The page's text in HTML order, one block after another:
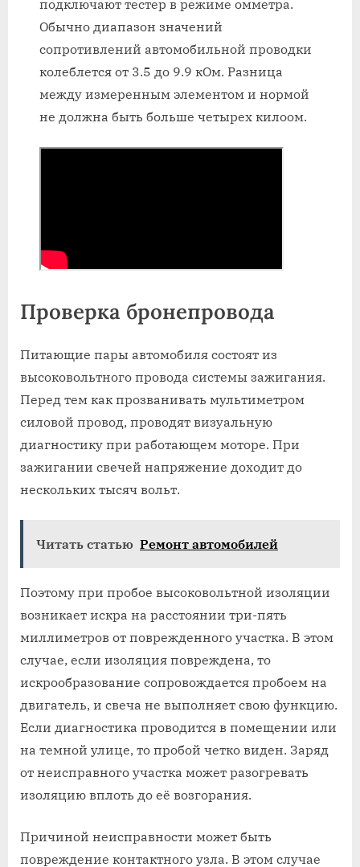
подключают тестер в режиме омметра.
Обычно диапазон значений
сопротивлений автомобильной проводки
колеблется от 3.5 до 9.9 кОм. Разница
между измеренным элементом и нормой
не должна быть больше четырех килоом.
Проверка бронепровода
Питающие пары автомобиля состоят из
высоковольтного провода системы зажигания.
Перед тем как прозванивать мультиметром
силовой провод, проводят визуальную
диагностику при работающем моторе. При
зажигании свечей напряжение доходит до
нескольких тысяч вольт.
Читать статью Ремонт автомобилей
Поэтому при пробое высоковольтной изоляции
возникает искра на расстоянии три-пять
миллиметров от поврежденного участка. В этом
случае, если изоляция повреждена, то
искрообразование сопровождается пробоем на
двигатель, и свеча не выполняет свою функцию.
Если диагностика проводится в помещении или
на темной улице, то пробой четко виден. Заряд
от неисправного участка может разогревать
изоляцию вплоть до её возгорания.
Причиной неисправности может быть
повреждение контактного узла. В этом случае